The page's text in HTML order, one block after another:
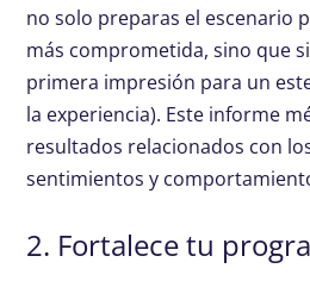
no solo preparas el escenario
más comprometida, sino que
primera impresión para un
la experiencia). Este informe
resultados relacionados con
sentimientos y
2. Fortalece tu